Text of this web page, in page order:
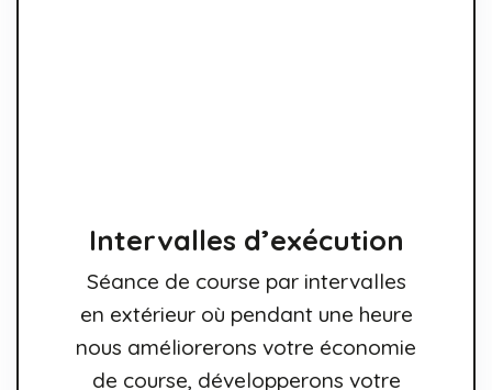
Intervalles d’exécution
Séance de course par intervalles
en extérieur où pendant une heure
nous améliorerons votre économie
de course, développerons votre